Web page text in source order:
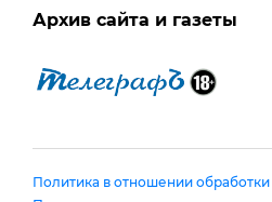
Архив сайта и газеты
Политика в отношении